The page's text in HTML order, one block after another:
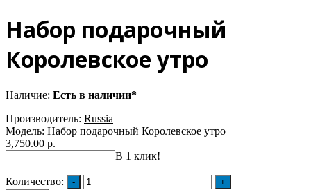
Набор подарочный
Королевское утро
Наличие: Есть в наличии*
Производитель: Russia
Модель: Набор подарочный Королевское утро
3,750.00 р.
В 1 клик!
Количество: